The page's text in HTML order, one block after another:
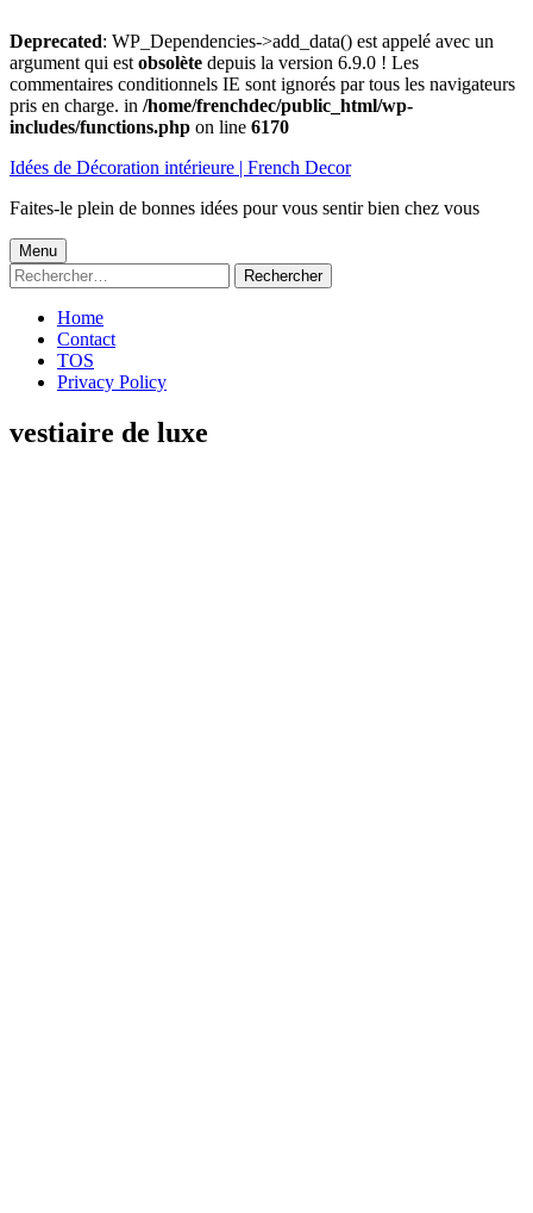
Deprecated: WP_Dependencies->add_data() est appelé avec un
argument qui est obsolète depuis la version 6.9.0 ! Les
commentaires conditionnels IE sont ignorés par tous les navigateurs
pris en charge. in /home/frenchdec/public_html/wp-
includes/functions.php on line 6170
au
Idées de Décoration intérieure | French Decor
Faites-le plein de bonnes idées pour vous sentir bien chez vous
Menu
principal
Menu
Rechercher :
Home
Contact
TOS
Privacy Policy
vestiaire de luxe